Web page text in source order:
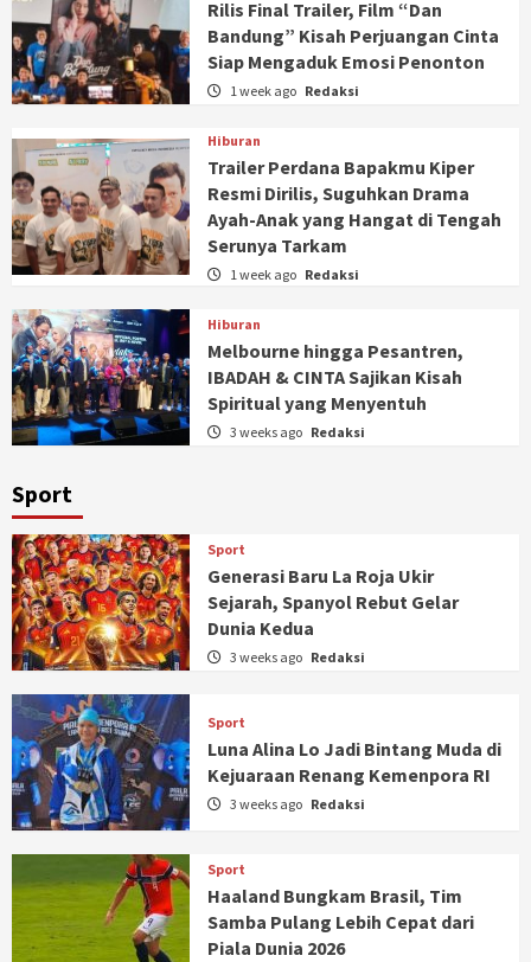
Rilis Final Trailer, Film “Dan
Bandung” Kisah Perjuangan Cinta
Siap Mengaduk Emosi Penonton
1 week ago Redaksi
Hiburan
Trailer Perdana Bapakmu Kiper
Resmi Dirilis, Suguhkan Drama
Ayah-Anak yang Hangat di Tengah
Serunya Tarkam
1 week ago Redaksi
Hiburan
Melbourne hingga Pesantren,
IBADAH & CINTA Sajikan Kisah
Spiritual yang Menyentuh
3 weeks ago Redaksi
Sport
Sport
Generasi Baru La Roja Ukir
Sejarah, Spanyol Rebut Gelar
Dunia Kedua
3 weeks ago Redaksi
Sport
Luna Alina Lo Jadi Bintang Muda di
Kejuaraan Renang Kemenpora RI
3 weeks ago Redaksi
Sport
Haaland Bungkam Brasil, Tim
Samba Pulang Lebih Cepat dari
Piala Dunia 2026